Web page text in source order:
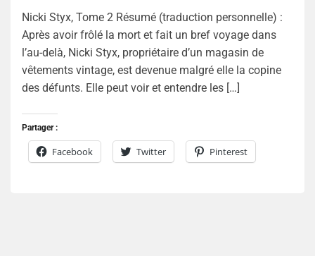
Nicki Styx, Tome 2 Résumé (traduction personnelle) :
Après avoir frôlé la mort et fait un bref voyage dans
l’au-delà, Nicki Styx, propriétaire d’un magasin de
vêtements vintage, est devenue malgré elle la copine
des défunts. Elle peut voir et entendre les […]
Partager :
Facebook Twitter Pinterest